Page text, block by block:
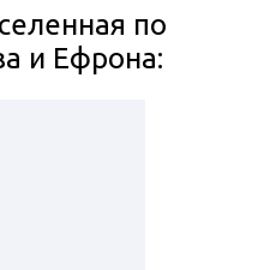
по
и Ефрона: